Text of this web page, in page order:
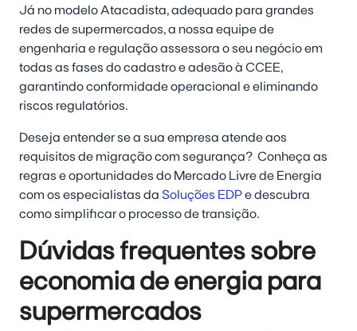
Já no modelo Atacadista, adequado para grandes
redes de supermercados, a nossa equipe de
engenharia e regulação assessora o seu negócio em
todas as fases do cadastro e adesão à CCEE,
garantindo conformidade operacional e eliminando
riscos regulatórios.
Deseja entender se a sua empresa atende aos
requisitos de migração com segurança? Conheça as
regras e oportunidades do Mercado Livre de Energia
com os especialistas da Soluções EDPe descubra
como simplificar o processo de transição.
Dúvidas frequentes sobre
economia de energia para
supermercados